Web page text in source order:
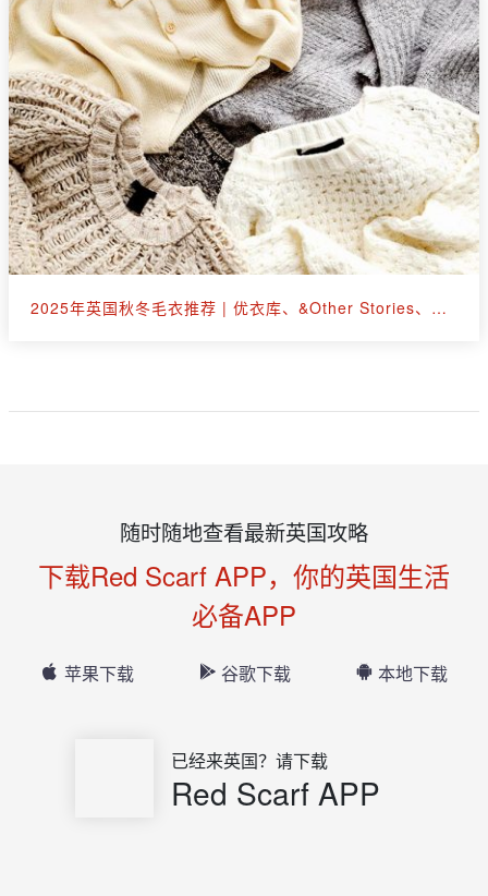
2025年英国秋冬毛衣推荐 | 优衣库、&Other Stories、拉夫劳伦等30+款
随时随地查看最新英国攻略
下载Red Scarf APP，你的英国生活
必备APP
苹果下载 谷歌下载 本地下载
已经来英国？请下载
Red Scarf APP